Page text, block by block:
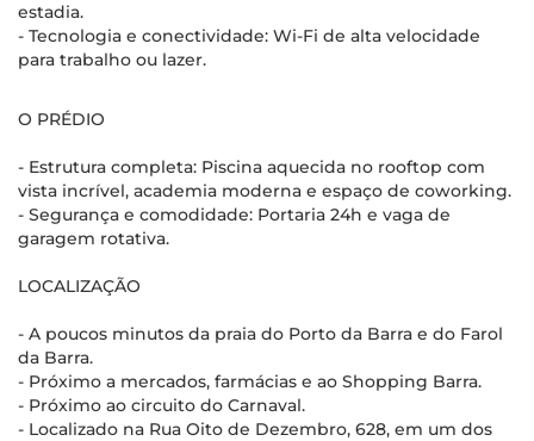
estadia.
- Tecnologia e conectividade: Wi-Fi de alta velocidade
para trabalho ou lazer.
O PRÉDIO
- Estrutura completa: Piscina aquecida no rooftop com
vista incrível, academia moderna e espaço de coworking.
- Segurança e comodidade: Portaria 24h e vaga de
garagem rotativa.
LOCALIZAÇÃO
- A poucos minutos da praia do Porto da Barra e do Farol
da Barra.
- Próximo a mercados, farmácias e ao Shopping Barra.
- Próximo ao circuito do Carnaval.
- Localizado na Rua Oito de Dezembro, 628, em um dos